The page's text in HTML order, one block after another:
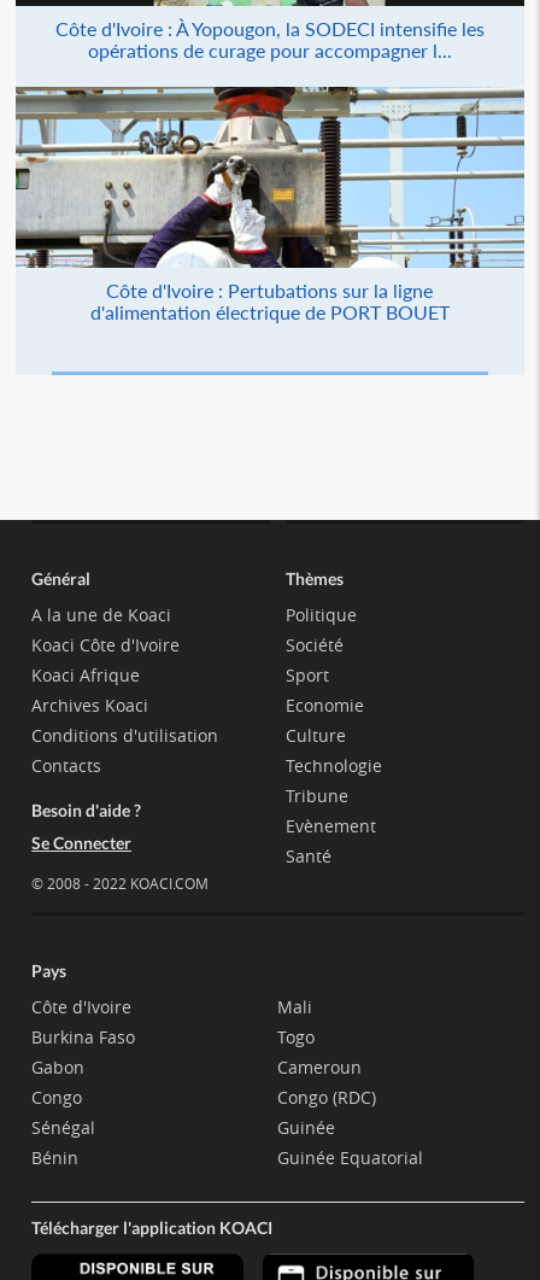
Côte d'Ivoire : À Yopougon, la SODECI intensifie les
opérations de curage pour accompagner l...
Côte d'Ivoire : Pertubations sur la ligne
d'alimentation électrique de PORT BOUET
Général
A la une de Koaci
Koaci Côte d'Ivoire
Koaci Afrique
Archives Koaci
Conditions d'utilisation
Contacts
Besoin d'aide ?
Se Connecter
© 2008 - 2022 KOACI.COM
Thèmes
Politique
Société
Sport
Economie
Culture
Technologie
Tribune
Evènement
Santé
Pays
Côte d'Ivoire
Burkina Faso
Gabon
Congo
Sénégal
Bénin
Mali
Togo
Cameroun
Congo (RDC)
Guinée
Guinée Equatorial
Télécharger l'application KOACI